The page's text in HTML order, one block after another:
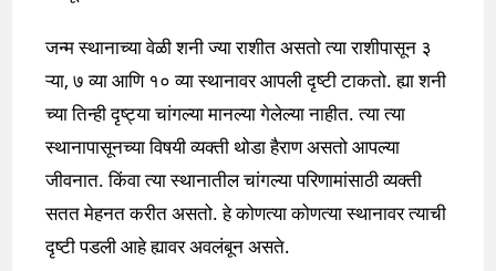
जन्म स्थानाच्या वेळी शनी ज्या राशीत असतो त्या राशीपासून ३
ऱ्या, ७ व्या आणि १० व्या स्थानावर आपली दृष्टी टाकतो. ह्या शनी
च्या तिन्ही दृष्ट्या चांगल्या मानल्या गेलेल्या नाहीत. त्या त्या
स्थानापासूनच्या विषयी व्यक्ती थोडा हैराण असतो आपल्या
जीवनात. किंवा त्या स्थानातील चांगल्या परिणामांसाठी व्यक्ती
सतत मेहनत करीत असतो. हे कोणत्या कोणत्या स्थानावर त्याची
दृष्टी पडली आहे ह्यावर अवलंबून असते.